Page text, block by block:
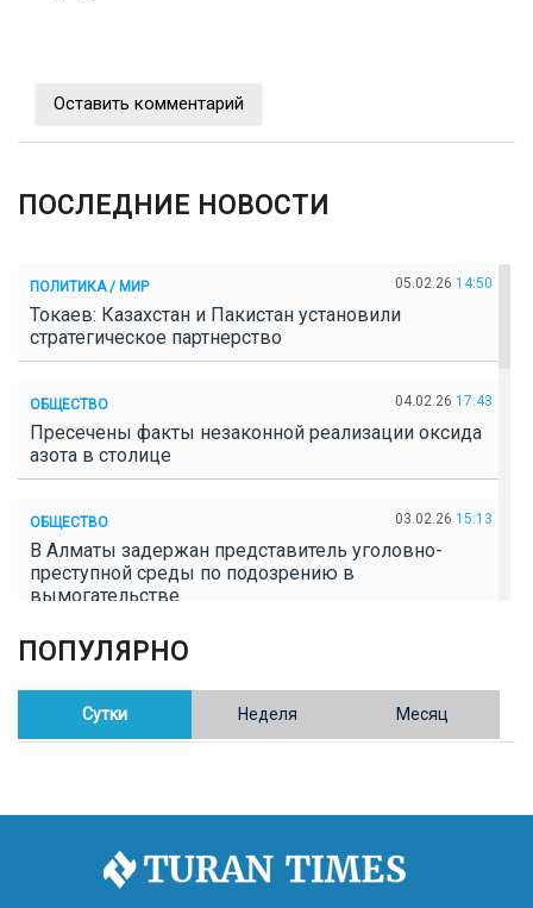
Оставить комментарий
ПОСЛЕДНИЕ НОВОСТИ
ПОЛИТИКА / МИР 05.02.26 14:50
Токаев: Казахстан и Пакистан установили
стратегическое партнерство
ОБЩЕСТВО 04.02.26 17:43
Пресечены факты незаконной реализации оксида
азота в столице
ОБЩЕСТВО 03.02.26 15:13
В Алматы задержан представитель уголовно-
преступной среды по подозрению в
вымогательстве
ОБЩЕСТВО
Полицейские пресекли незаконное выращивание
конопли в Таразе
Казахстан возглавил Договор о зоне, свободной от
ПОПУЛЯРНО
Сутки Неделя Месяц